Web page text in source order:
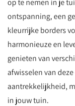
op te nemen in je
ontspanning, een
kleurrijke borders
harmonieuze en
genieten van
afwisselen van
aantrekkelijkheid,
in jouw tuin.